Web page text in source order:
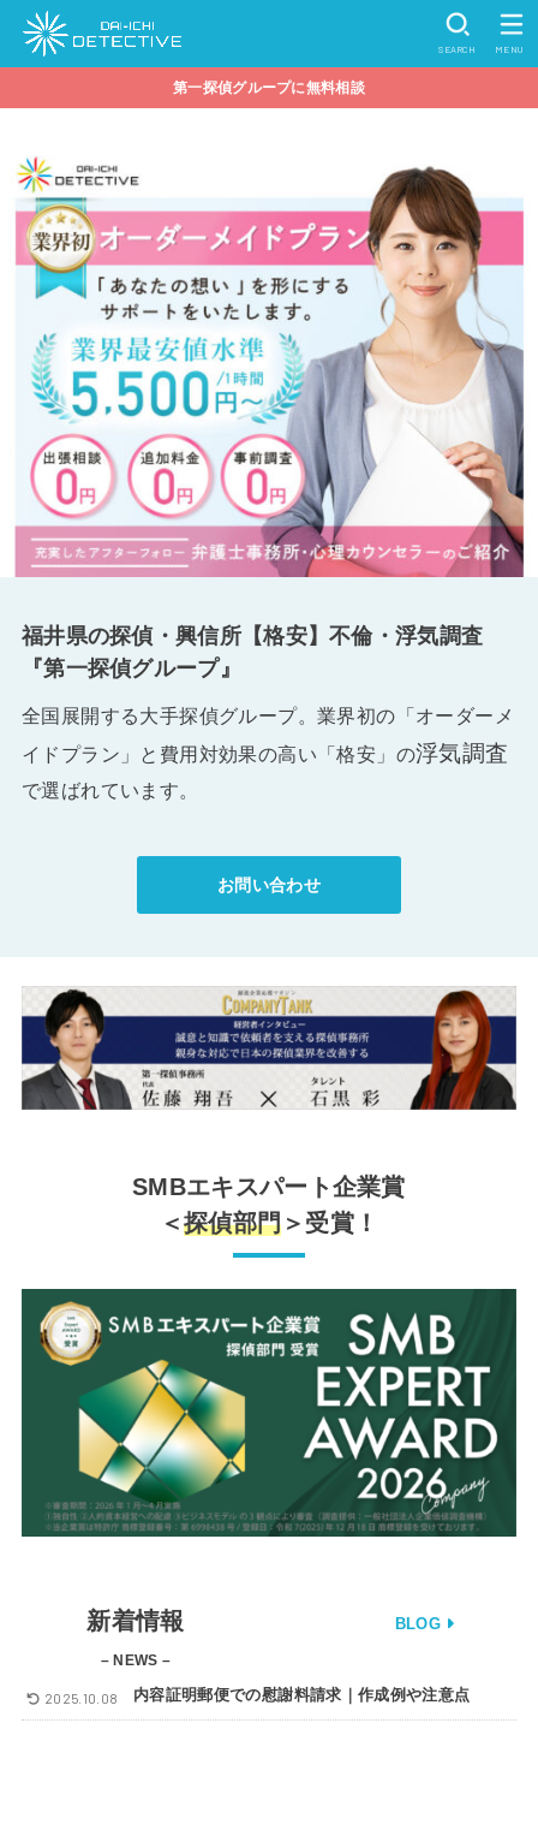
SEARCH MENU
第一探偵グループに無料相談
福井県の探偵・興信所【格安】不倫・浮気調査
『第一探偵グループ』
全国展開する大手探偵グループ。業界初の「オーダーメ
イドプラン」と費用対効果の高い「格安」の浮気調査
で選ばれています。
お問い合わせ
SMBエキスパート企業賞
＜探偵部門 ＞受賞！
新着情報
– NEWS –
BLOG
内容証明郵便での慰謝料請求｜作成例や注意点
2025.10.08